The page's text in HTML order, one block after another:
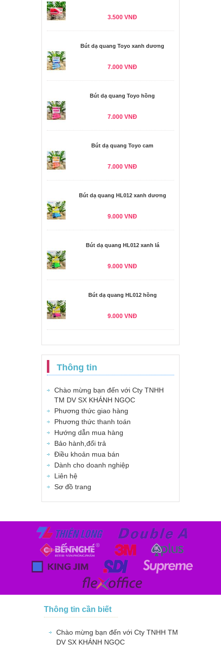
3.500 VNĐ
Bút dạ quang Toyo xanh dương
7.000 VNĐ
Bút dạ quang Toyo hồng
7.000 VNĐ
Bút dạ quang Toyo cam
7.000 VNĐ
Bút dạ quang HL012 xanh dương
9.000 VNĐ
Bút dạ quang HL012 xanh lá
9.000 VNĐ
Bút dạ quang HL012 hồng
9.000 VNĐ
Thông tin
Chào mừng bạn đến với Cty TNHH
TM DV SX KHÁNH NGỌC
Phương thức giao hàng
Phương thức thanh toán
Hướng dẫn mua hàng
Bảo hành,đổi trả
Điều khoản mua bán
Dành cho doanh nghiệp
Liên hệ
Sơ đồ trang
Thông tin cần biết
Chào mừng bạn đến với Cty TNHH TM
DV SX KHÁNH NGỌC